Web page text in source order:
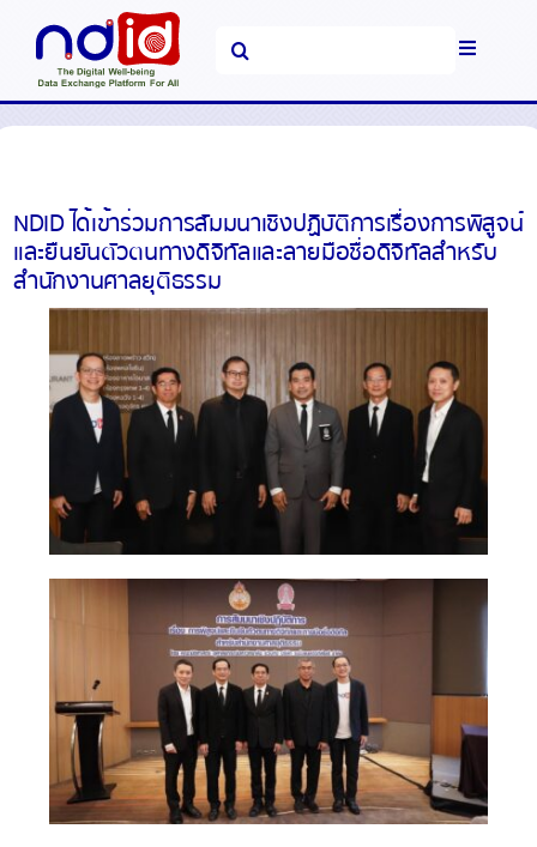
content
Search
Toggle
หน้าหลัก
ข่าวสารและ
คำถามที่พบบ่อย
เกี่ยวกับเรา
NDID ได้เข้าร่วมการสัมมนาเชิงปฏิบัติการเรื่องการพิสูจน์
และยืนยันตัวตนทางดิจิทัลและลายมือชื่อดิจิทัลสำหรับ
สำนักงานศาลยุติธรรม